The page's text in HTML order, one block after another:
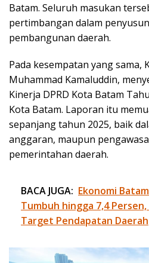
Batam. Seluruh masukan
pertimbangan dalam
pembangunan daerah.
Pada kesempatan yang sama,
Muhammad Kamaluddin,
Kinerja DPRD Kota Batam
Kota Batam. Laporan itu
sepanjang tahun 2025, baik
anggaran, maupun
pemerintahan daerah.
BACA JUGA: Ekonomi
Tumbuh hingga 7,4
Target Pendapatan Daerah